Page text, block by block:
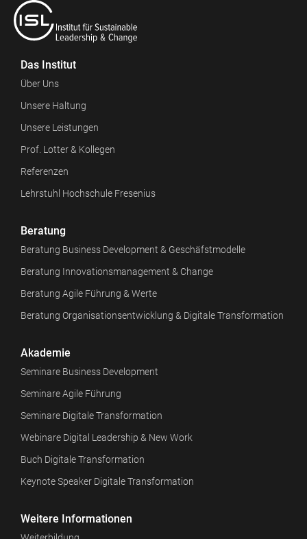
Das Institut
Über Uns
Unsere Haltung
Unsere Leistungen
Prof. Lotter & Kollegen
Referenzen
Lehrstuhl Hochschule Fresenius
Beratung
Beratung Business Development & Geschäfstmodelle
Beratung Innovationsmanagement & Change
Beratung Agile Führung & Werte
Beratung Organisationsentwicklung & Digitale Transformation
Akademie
Seminare Business Development
Seminare Agile Führung
Seminare Digitale Transformation
Webinare Digital Leadership & New Work
Buch Digitale Transformation
Keynote Speaker Digitale Transformation
Weitere Informationen